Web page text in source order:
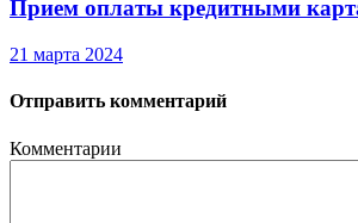
Прием оплаты кредитными
21 марта 2024
Отправить комментарий
Комментарии